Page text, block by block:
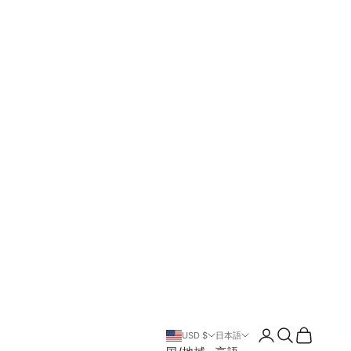
USD $ 日本語 ログイン
検索カート